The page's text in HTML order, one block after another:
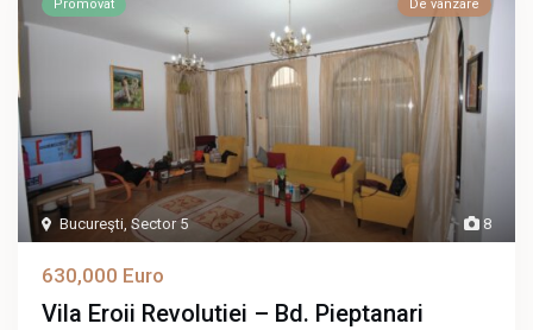
8
Bucureşti,Sector 5
Promovat De vânzare
630,000 Euro
Vila Eroii Revolutiei – Bd. Pieptanari